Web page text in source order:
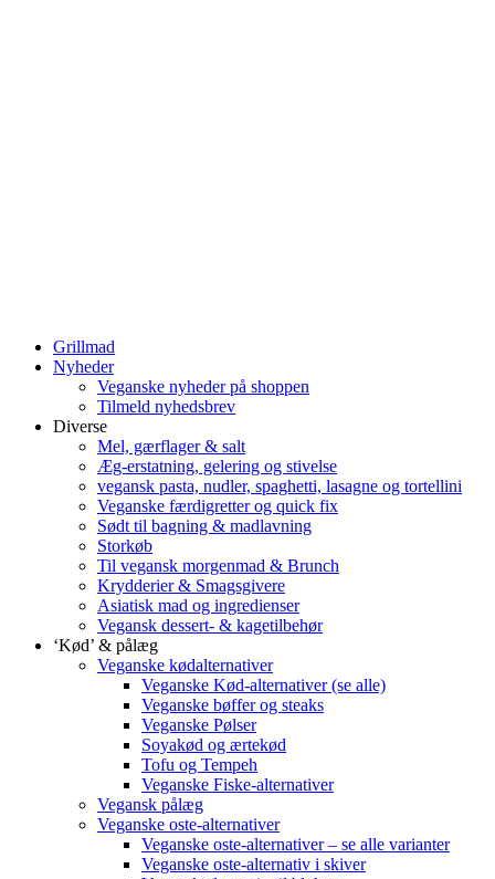
Grillmad
Nyheder
Veganske nyheder på shoppen
Tilmeld nyhedsbrev
Diverse
Mel, gærflager & salt
Æg-erstatning, gelering og stivelse
vegansk pasta, nudler, spaghetti, lasagne og tortellini
Veganske færdigretter og quick fix
Sødt til bagning & madlavning
Storkøb
Til vegansk morgenmad & Brunch
Krydderier & Smagsgivere
Asiatisk mad og ingredienser
Vegansk dessert- & kagetilbehør
‘Kød’ & pålæg
Veganske kødalternativer
Veganske Kød-alternativer (se alle)
Veganske bøffer og steaks
Veganske Pølser
Soyakød og ærtekød
Tofu og Tempeh
Veganske Fiske-alternativer
Vegansk pålæg
Veganske oste-alternativer
Veganske oste-alternativer – se alle varianter
Veganske oste-alternativ i skiver